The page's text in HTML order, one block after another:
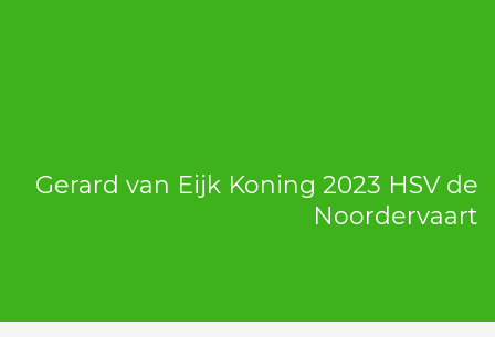
Gerard van Eijk Koning 2023 HSV de
Noordervaart